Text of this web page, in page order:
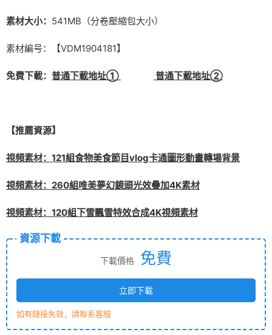
素材大小： 541MB（分卷壓縮包大小）
素材編号：【VDM1904181】
免費下載： 普通下載地址① 普通下載地址②
【推薦資源】
視頻素材：121組食物美食節目vlog卡通圖形動畫轉場背景
視頻素材：260組唯美夢幻鏡頭光效疊加4K素材
視頻素材：120組下雪飄雪特效合成4K視頻素材
資源下載
下載價格 免費
立即下載
如有鏈接失效，請聯系客服